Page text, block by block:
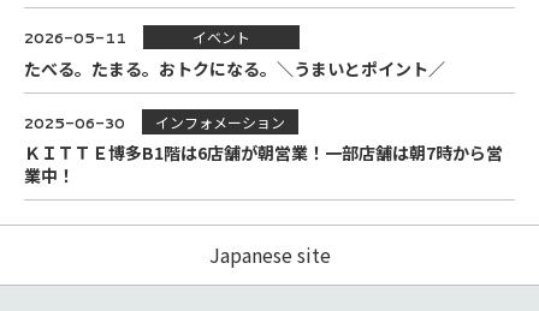
2026-05-11 イベント
たべる。たまる。おトクになる。＼うまいとポイント／
2025-06-30 インフォメーション
ＫＩＴＴＥ博多B1階は6店舗が朝営業！一部店舗は朝7時から営
業中！
Japanese site